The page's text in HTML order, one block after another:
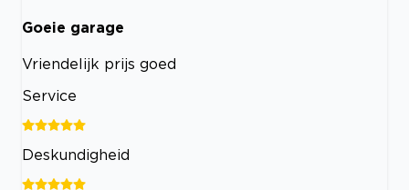
Goeie garage
Vriendelijk prijs goed
Service
Deskundigheid